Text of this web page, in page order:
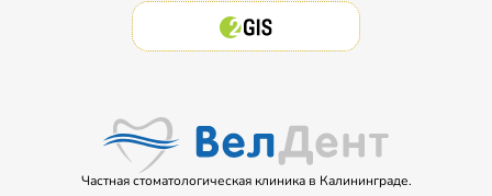
Частная стоматологическая клиника в Калининграде.